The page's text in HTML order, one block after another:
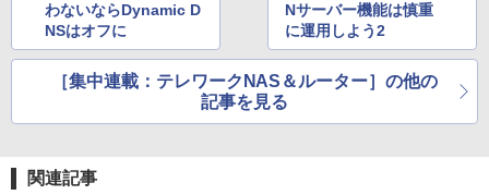
わないならDynamic D
NSはオフに
Nサーバー機能は慎重
に運用しよう2
［集中連載：テレワークNAS＆ルーター］の他の
記事を見る
関連記事